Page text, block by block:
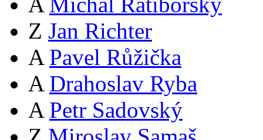
Z Jan Richter
A Pavel Růžička
A Drahoslav Ryba
A Petr Sadovský